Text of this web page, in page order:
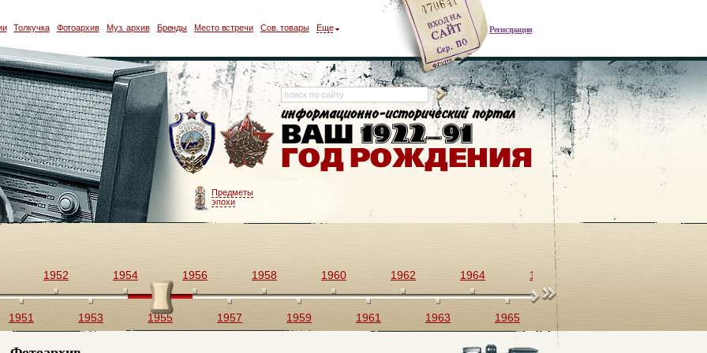
Регистрация
Толкучка Фотоархив Муз. архив Бренды Место встречи Сов. товары Еще
Предметы
эпохи
1951
1952
1953
1954
1955
1956
1957
1958
1959
1960
1961
1962
1963
1964
1965
1966